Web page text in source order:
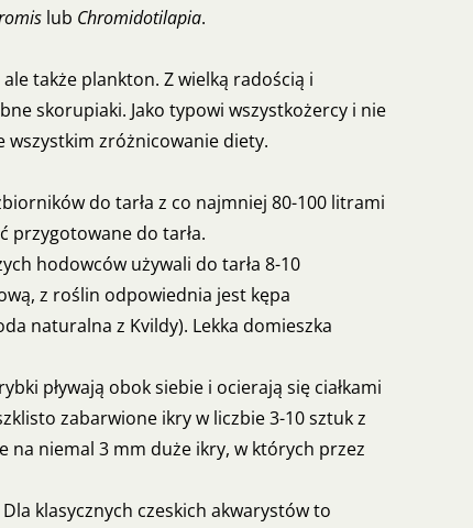
lub Chromidotilapia.
także plankton. Z wielką radością i
skorupiaki. Jako typowi wszystkożercy i nie
wszystkim zróżnicowanie diety.
do tarła z co najmniej 80-100 litrami
przygotowane do tarła.
hodowców używali do tarła 8-10
z roślin odpowiednia jest kępa
naturalna z Kvildy). Lekka domieszka
pływają obok siebie i ocierają się ciałkami
zabarwione ikry w liczbie 3-10 sztuk z
na niemal 3 mm duże ikry, w których przez
klasycznych czeskich akwarystów to